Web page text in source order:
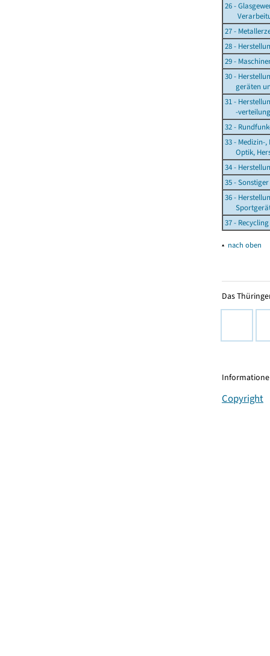
26 -
27 -
28 -
29 -
30 -
geräten
31 -
-verteilung
32 -
33 - Medizin-,
Optik,
34 -
35 -
36 -
37 - Recycling
▴ nach oben
Das
Copyright